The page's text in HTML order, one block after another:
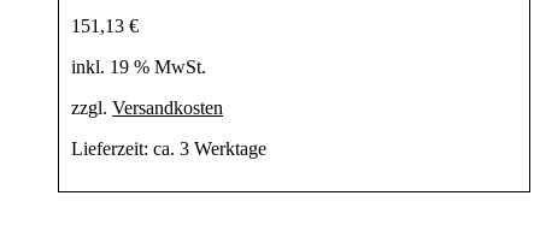
151,13 €
inkl. 19 % MwSt.
zzgl. Versandkosten
Lieferzeit: ca. 3 Werktage